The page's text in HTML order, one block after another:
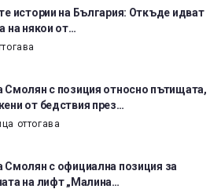
истории на България: Откъде идват
на някои от…
Смолян с позиция относно пътищата,
от бедствия през…
оттогава
Смолян с официална позиция за
на лифт „Малина…